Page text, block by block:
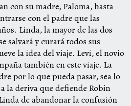
con su madre, Paloma, hasta
con el padre que las
Linda, la mayor de las dos
salvará y curará todos sus
la idea del viaje. Levi, el novio
también en este viaje. La
por lo que pueda pasar, sea lo
la deriva que defiende Robin
de abandonar la confusión